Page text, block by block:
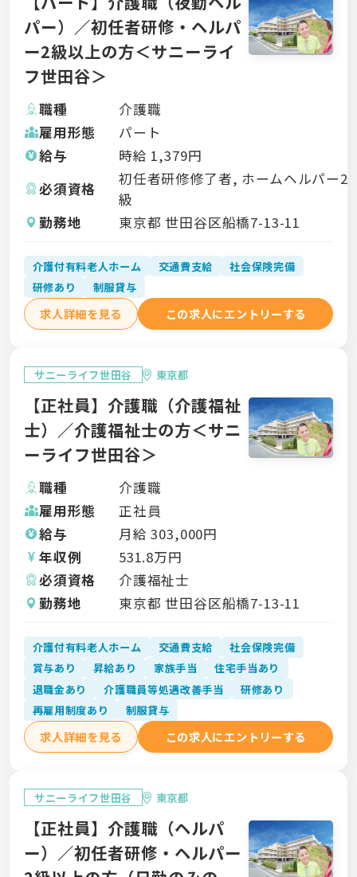
パー）／初任者研修・ヘルパ
ー2級以上の方＜サニーライ
フ世田谷＞
職種
介護職
雇用形態
パート
給与
時給 1,379円
必須資格
初任者研修修了者, ホームヘルパー2
級
勤務地
東京都 世田谷区船橋7-13-11
介護付有料老人ホーム 交通費支給
社会保険完備
研修あり
制服貸与
求人詳細を見る この求人にエントリーする
サニーライフ世田谷 東京都
【正社員】介護職（介護福祉
士）／介護福祉士の方＜サニ
ーライフ世田谷＞
職種
介護職
雇用形態
正社員
給与
月給303,000円
年収例
531.8万円
必須資格
介護福祉士
勤務地
東京都 世田谷区船橋7-13-11
介護付有料老人ホーム 交通費支給
社会保険完備
賞与あり
昇給あり 家族手当
住宅手当あり
退職金あり
介護職員等処遇改善手当
研修あり
再雇用制度あり
制服貸与
求人詳細を見る この求人にエントリーする
サニーライフ世田谷 東京都
【正社員】介護職（ヘルパ
ー）／初任者研修・ヘルパー